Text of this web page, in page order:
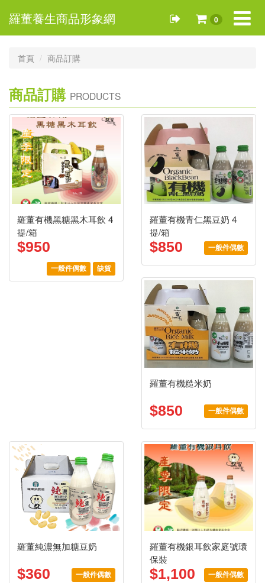
Toggle
羅董養生商品形象網 0
首頁 商品訂購
商品訂購 PRODUCTS
羅董有機黑糖黑木耳飲 4
提/箱
$950
一般件偶數 缺貨
羅董有機青仁黑豆奶 4
提/箱
$850 一般件偶數
羅董有機糙米奶
$850 一般件偶數
羅董純濃無加糖豆奶
$360 一般件偶數
羅董有機銀耳飲家庭號環
保裝
$1,100 一般件偶數